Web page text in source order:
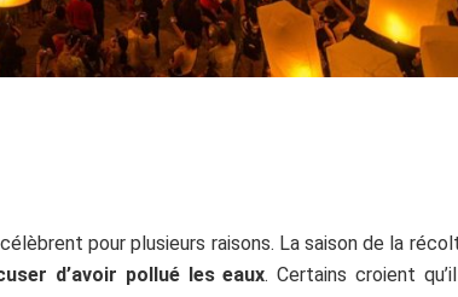
pour plusieurs raisons. La saison de la
d’avoir pollué les eaux. Certains croient